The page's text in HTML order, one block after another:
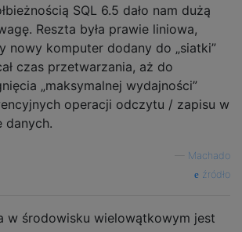
SQL 6.5 dało nam dużą
Reszta była prawie liniowa,
nowy komputer dodany do „siatki”
czas przetwarzania, aż do
„maksymalnej wydajności”
operacji odczytu / zapisu w
danych.
Machado
źródło
w środowisku wielowątkowym jest